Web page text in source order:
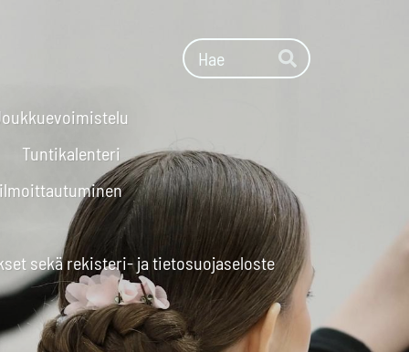
Haku
Hae
Tuntikalenteri
sekä rekisteri- ja tietosuojaseloste